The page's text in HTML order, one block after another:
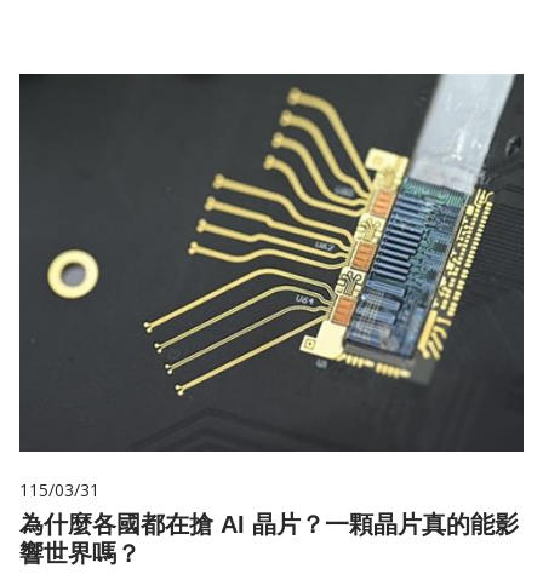
115/03/31
為什麼各國都在搶 AI 晶片？一顆晶片真的能影
響世界嗎？